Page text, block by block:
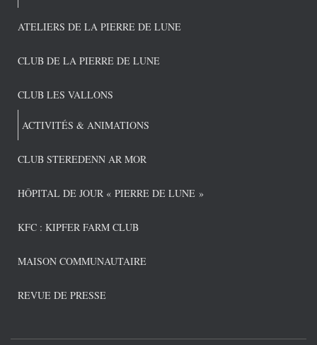
ATELIERS DE LA PIERRE DE LUNE
CLUB DE LA PIERRE DE LUNE
CLUB LES VALLONS
ACTIVITÉS & ANIMATIONS
CLUB STEREDENN AR MOR
HÔPITAL DE JOUR « PIERRE DE LUNE »
KFC : KIPFER FARM CLUB
MAISON COMMUNAUTAIRE
REVUE DE PRESSE